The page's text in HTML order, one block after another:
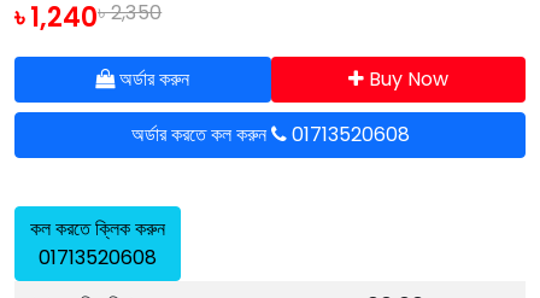
৳ 1,240৳ 2,350
অর্ডার করুন
Buy Now
অর্ডার করতে কল করুন
01713520608
কল করতে ক্লিক করুন
01713520608